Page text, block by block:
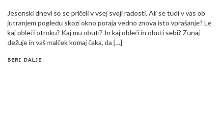
Jesenski dnevi so se pričeli v vsej svoji radosti. Ali se tudi v vas ob
jutranjem pogledu skozi okno poraja vedno znova isto vprašanje? Le
kaj obleči otroku? Kaj mu obuti? In kaj obleči in obuti sebi? Zunaj
dežuje in vaš malček komaj čaka, da […]
BERI DALJE